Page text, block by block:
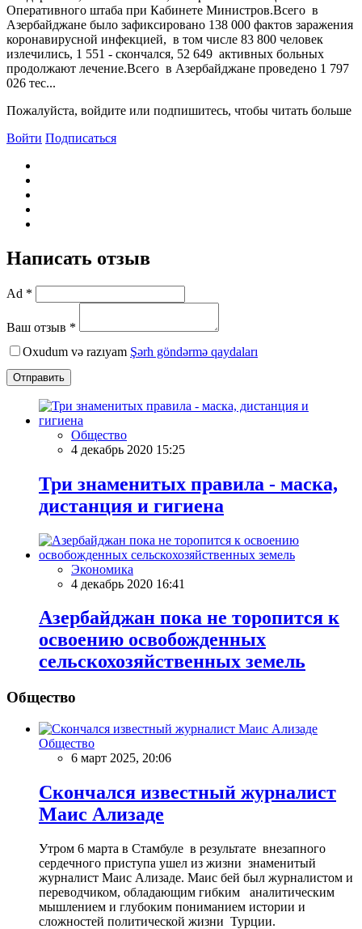
Оперативного штаба при Кабинете Министров.Всего в
Азербайджане было зафиксировано 138 000 фактов заражения
коронавирусной инфекцией, в том числе 83 800 человек
излечились, 1 551 - скончался, 52 649 активных больных
продолжают лечение.Всего в Азербайджане проведено 1 797
026 тес...
Пожалуйста, войдите или подпишитесь, чтобы читать больше
Войти Подписаться
Написать отзыв
Ad *
Ваш отзыв *
Oxudum və razıyam Şərh göndərmə qaydaları
Отправить
Общество
4 декабрь 2020 15:25
Три знаменитых правила - маска,
дистанция и гигиена
Экономика
4 декабрь 2020 16:41
Азербайджан пока не торопится к
освоению освобожденных
сельскохозяйственных земель
Общество
Общество
6 март 2025, 20:06
Скончался известный журналист
Маис Ализаде
Утром 6 марта в Стамбуле в результате внезапного
сердечного приступа ушел из жизни знаменитый
журналист Маис Ализаде. Маис бей был журналистом и
переводчиком, обладающим гибким аналитическим
мышлением и глубоким пониманием истории и
сложностей политической жизни Турции.